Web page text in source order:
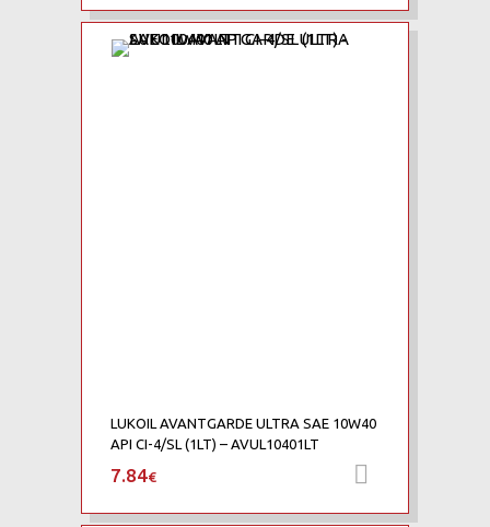
LUKOIL AVANTGARDE ULTRA SAE 10W40
API CI-4/SL (1LT) – AVUL10401LT
7.84€